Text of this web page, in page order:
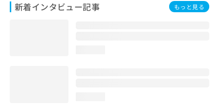
新着インタビュー記事 もっと見る